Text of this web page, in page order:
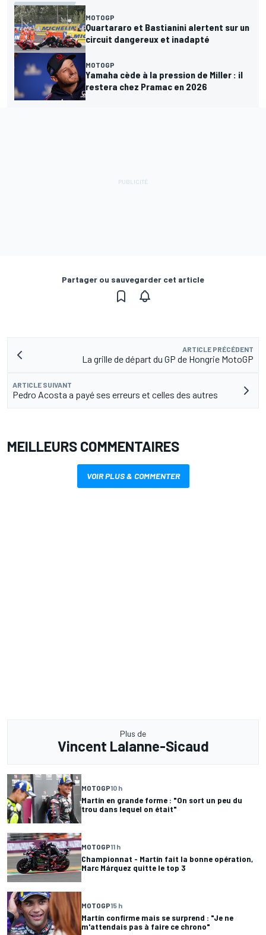
MOTOGP
Quartararo et Bastianini alertent sur un
circuit dangereux et inadapté
MOTOGP
Yamaha cède à la pression de Miller : il
restera chez Pramac en 2026
Partager ou sauvegarder cet article
ARTICLE PRÉCÉDENT
La grille de départ du GP de Hongrie MotoGP
ARTICLE SUIVANT
Pedro Acosta a payé ses erreurs et celles des autres
MEILLEURS COMMENTAIRES
VOIR PLUS & COMMENTER
Plus de
Vincent Lalanne-Sicaud
MOTOGP10 h
Martín en grande forme : "On sort un peu du
trou dans lequel on était"
MOTOGP11 h
Championnat - Martín fait la bonne opération,
Marc Márquez quitte le top 3
MOTOGP15 h
Martín confirme mais se surprend : "Je ne
m'attendais pas à faire ce chrono"